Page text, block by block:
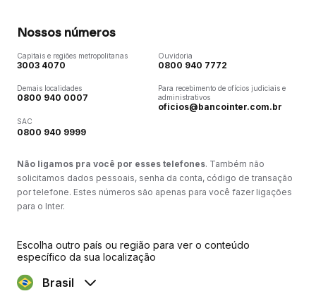
Nossos números
Capitais e regiões metropolitanas
3003 4070
Demais localidades
0800 940 0007
SAC
0800 940 9999
Ouvidoria
0800 940 7772
Para recebimento de ofícios judiciais e
administrativos
oficios@bancointer.com.br
Não ligamos pra você por esses telefones. Também não
solicitamos dados pessoais, senha da conta, código de transação
por telefone. Estes números são apenas para você fazer ligações
para o Inter.
Escolha outro país ou região para ver o conteúdo
específico da sua localização
Brasil